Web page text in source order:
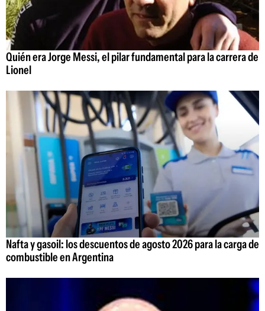
Quién era Jorge Messi, el pilar fundamental para la carrera de
Lionel
Nafta y gasoil: los descuentos de agosto 2026 para la carga de
combustible en Argentina